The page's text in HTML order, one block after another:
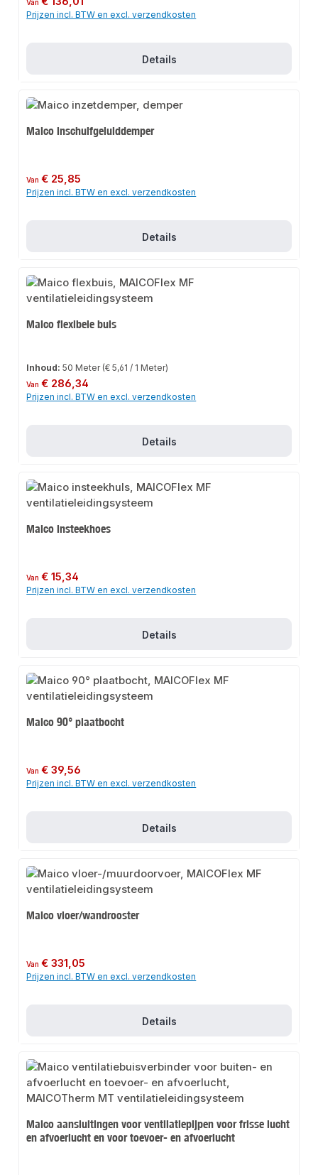
Van
Prijzen incl. BTW en excl. verzendkosten
Details
Maico inschuifgeluiddemper
Normale prijs:
Van€ 25,85
Prijzen incl. BTW en excl. verzendkosten
Details
Maico flexibele buis
Inhoud:50 Meter (€ 5,61 / 1 Meter)
Normale prijs:
Van€ 286,34
Prijzen incl. BTW en excl. verzendkosten
Details
Maico insteekhoes
Normale prijs:
Van€ 15,34
Prijzen incl. BTW en excl. verzendkosten
Details
Maico 90° plaatbocht
Normale prijs:
Van€ 39,56
Prijzen incl. BTW en excl. verzendkosten
Details
Maico vloer/wandrooster
Normale prijs:
Van€ 331,05
Prijzen incl. BTW en excl. verzendkosten
Details
Maico aansluitingen voor ventilatiepijpen voor frisse lucht
en afvoerlucht en voor toevoer- en afvoerlucht